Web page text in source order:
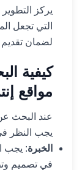
يركز
التي تجعل
لضمان
كيفية
مواقع
عند البحث
يجب النظر
الخبرة: يجب
في تصميم